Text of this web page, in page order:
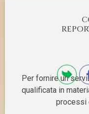
Per fornire un
qualificata in
processi